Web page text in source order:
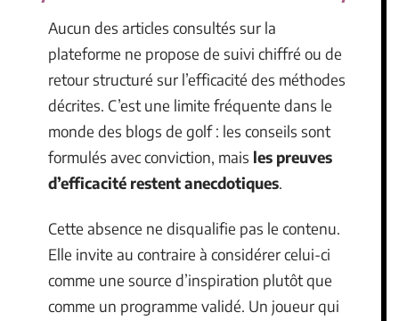
Aucun des articles consultés sur la
plateforme ne propose de suivi chiffré ou de
retour structuré sur l’efficacité des méthodes
décrites. C’est une limite fréquente dans le
monde des blogs de golf : les conseils sont
formulés avec conviction, mais les preuves
d’efficacité restent anecdotiques.
Cette absence ne disqualifie pas le contenu.
Elle invite au contraire à considérer celui-ci
comme une source d’inspiration plutôt que
comme un programme validé. Un joueur qui